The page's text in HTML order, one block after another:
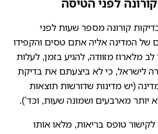
לפני הטיסה
קורונה מספר שעות לפני
של המדינה אליה אתם טסים והקפידו
מלארוז מזוודה, להגיע בזמן, לעלות
לישראל, כי לא ביצעתם את בדיקת
(יש מדינות שדורשות תוצאות
יותר מארבעים ושמונה שעות, וכד’).
טופס בריאות, מלאו אותו